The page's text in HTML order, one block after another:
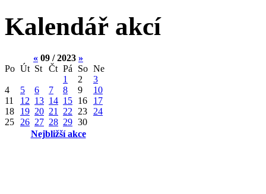
Kalendář akcí
« 09 / 2023 »
Po Út St Čt Pá So Ne
1
2
3
4
5 6 7 8 9
10
11
12 13 14 15 16
17
18
19 20 21 22 23
24
25
26 27 28 29 30
Nejbližší akce